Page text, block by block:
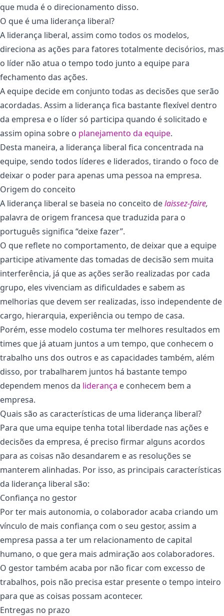
que muda é o direcionamento disso.
O que é uma liderança liberal?
A liderança liberal, assim como todos os modelos,
direciona as ações para fatores totalmente decisórios, mas
o líder não atua o tempo todo junto a equipe para
fechamento das ações.
A equipe decide em conjunto todas as decisões que serão
acordadas. Assim a liderança fica bastante flexível dentro
da empresa e o líder só participa quando é solicitado e
assim opina sobre o planejamento da equipe.
Desta maneira, a liderança liberal fica concentrada na
equipe, sendo todos líderes e liderados, tirando o foco de
deixar o poder para apenas uma pessoa na empresa.
Origem do conceito
A liderança liberal se baseia no conceito delaissez-faire,
palavra de origem francesa que traduzida para o
português significa “deixe fazer”.
O que reflete no comportamento, de deixar que a equipe
participe ativamente das tomadas de decisão sem muita
interferência, já que as ações serão realizadas por cada
grupo, eles vivenciam as dificuldades e sabem as
melhorias que devem ser realizadas, isso independente de
cargo, hierarquia, experiência ou tempo de casa.
Porém, esse modelo costuma ter melhores resultados em
times que já atuam juntos a um tempo, que conhecem o
trabalho uns dos outros e as capacidades também, além
disso, por trabalharem juntos há bastante tempo
dependem menos da liderança e conhecem bem a
empresa.
Quais são as características de uma liderança liberal?
Para que uma equipe tenha total liberdade nas ações e
decisões da empresa, é preciso firmar alguns acordos
para as coisas não desandarem e as resoluções se
manterem alinhadas. Por isso, as principais características
da liderança liberal são:
Confiança no gestor
Por ter mais autonomia, o colaborador acaba criando um
vínculo de mais confiança com o seu gestor, assim a
empresa passa a ter um relacionamento de capital
humano, o que gera mais admiração aos colaboradores.
O gestor também acaba por não ficar com excesso de
trabalhos, pois não precisa estar presente o tempo inteiro
para que as coisas possam acontecer.
Entregas no prazo